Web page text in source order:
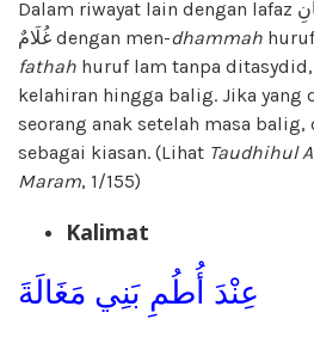
Dalam riwayat lain dengan lafaz الْغِلْمَانِ jamak dari kata
غُلَامٌ dengan men-dhammah
fathah huruf lam tanpa
kelahiran hingga balig. Jika yang
seorang anak setelah masa balig,
sebagai kiasan. (Lihat Taudhihul
Maram, 1/155)
Kalimat
عِنْدَ أُطُمِ بَنِي مَغَالَةَ